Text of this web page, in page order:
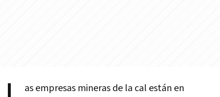
as empresas mineras de la cal están en